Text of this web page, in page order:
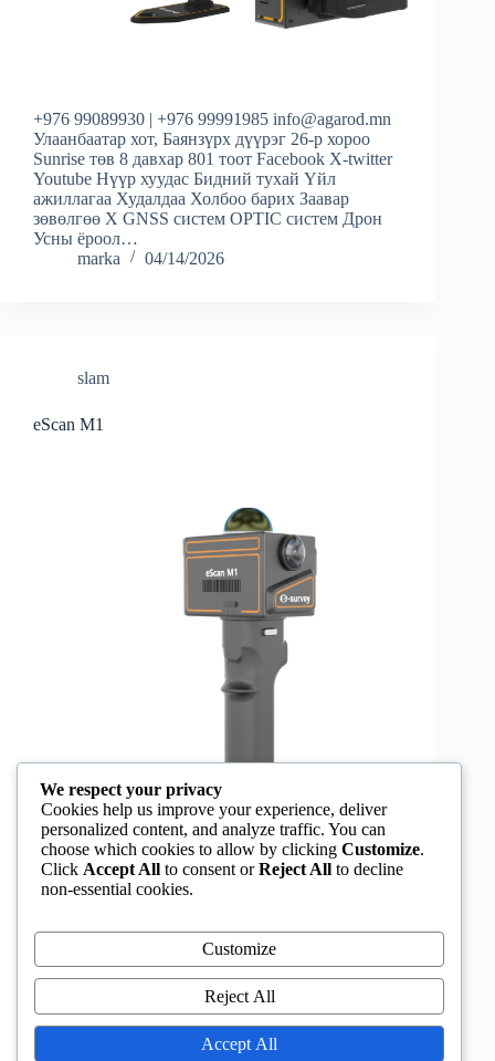
+976 99089930 | +976 99991985 info@agarod.mn
Улаанбаатар хот, Баянзүрх дүүрэг 26-р хороо
Sunrise төв 8 давхар 801 тоот Facebook X-twitter
Youtube Нүүр хуудас Бидний тухай Үйл
ажиллагаа Худалдаа Холбоо барих Заавар
зөвөлгөө X GNSS систем OPTIC систем Дрон
Усны ёроол…
marka
04/14/2026
slam
eScan M1
+976 99089930 | +976 99991985 info@agarod.mn
Sunrise төв 8 давхар 801 тоот Facebook X-twitter
Youtube Нүүр хуудас Бидний тухай Үйл
ажиллагаа Худалдаа Холбоо барих Заавар
зөвөлгөө X GNSS систем OPTIC систем Дрон
Усны ёроол…
04/14/2026
We respect your privacy
Cookies help us improve your experience, deliver
personalized content, and analyze traffic. You can
choose which cookies to allow by clicking Customize.
Click Accept All to consent orReject All to decline
non-essential cookies.
Customize
Reject All
Accept All